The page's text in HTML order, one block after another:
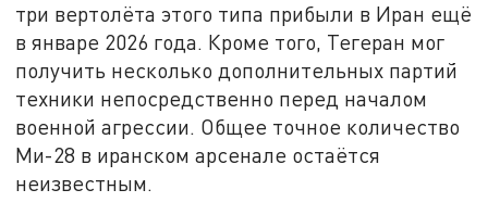
три вертолёта этого типа прибыли в Иран ещё
в январе 2026 года. Кроме того, Тегеран мог
получить несколько дополнительных партий
техники непосредственно перед началом
военной агрессии. Общее точное количество
Ми-28 в иранском арсенале остаётся
неизвестным.